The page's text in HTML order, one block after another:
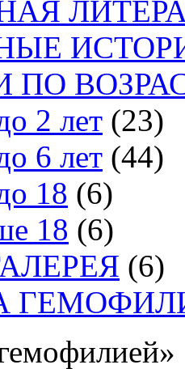
ПО
2 лет (23)
6 лет (44)
18 (6)
18 (6)
(6)